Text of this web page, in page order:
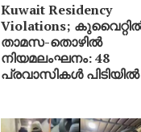
Kuwait Residency
Violations;
താമസ-തൊഴിൽ
നിയമലംഘനം: 48
പ്രവാസികൾ പിടിയിൽ